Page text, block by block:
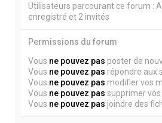
Utilisateurs parcourant ce forum :
enregistré et 2 invités
Permissions du forum
Vous ne pouvez pas poster de
Vous ne pouvez pas répondre aux
Vous ne pouvez pas modifier vos
Vous ne pouvez pas supprimer
Vous ne pouvez pas joindre des